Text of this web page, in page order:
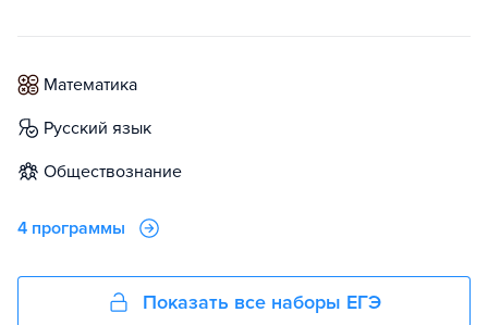
математика
русский язык
обществознание
4 программы
Показать все наборы ЕГЭ